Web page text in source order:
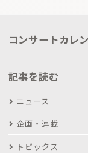
コンサートカレ
記事を読む
ニュース
企画・連載
トピックス